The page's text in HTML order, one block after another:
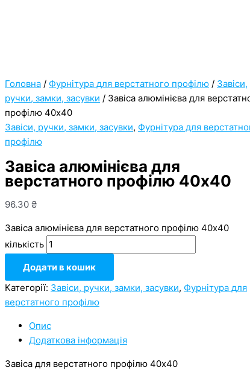
Головна / Фурнітура для верстатного профілю / Завіси,
ручки, замки, засувки / Завіса алюмінієва для
профілю 40х40
Завіси, ручки, замки, засувки, Фурнітура для
профілю
Завіса алюмінієва для
верстатного профілю 40х40
96.30 ₴
Завіса алюмінієва для верстатного профілю 40х40
кількість
Додати в кошик
Категорії: Завіси, ручки, замки, засувки, Фурнітура для
верстатного профілю
Опис
Додаткова інформація
Завіса для верстатного профілю 40х40